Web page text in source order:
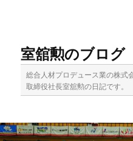
移
動
室舘勲のブログ
総合人材プロデュース業の株式
取締役社長室舘勲の日記です。